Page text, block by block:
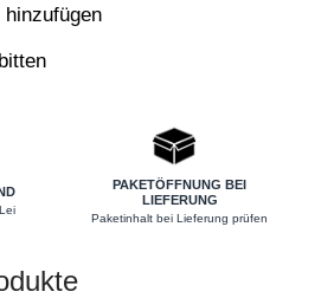
PAKETÖFFNUNG BEI
LIEFERUNG
Paketinhalt bei Lieferung prüfen